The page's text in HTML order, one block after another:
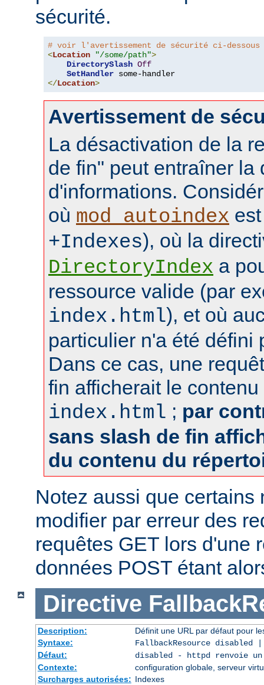
sécurité.
# voir l'avertissement de sécurité ci-
<Location "/some/path">
DirectorySlash Off
SetHandler
</Location>
Avertissement de
La désactivation de la
de fin" peut entraîner la
d'informations.
où mod_autoindex
+Indexes), où la
DirectoryIndex a
ressource valide (par
index.html), et où
particulier n'a été défini
Dans ce cas, une
fin afficherait le
index.html ; par
sans slash de fin
du contenu du
Notez aussi que certains
modifier par erreur des
requêtes GET lors d'une
données POST étant
Directive
Description:
Définit une URL par défaut pour
Syntaxe:
FallbackResource disabled
Défaut:
disabled - httpd renvoie un
Contexte:
configuration globale, serveur
Surcharges autorisées: Indexes